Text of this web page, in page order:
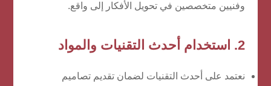
وفنيين متخصصين في تحويل الأفكار إلى واقع.
2. استخدام أحدث التقنيات والمواد
نعتمد على أحدث التقنيات لضمان تقديم تصاميم